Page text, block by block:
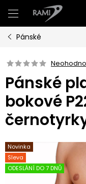
na
obsah
Pánské
Pánské
bokové
Novinka
Sleva
ODESLÁNÍ DO 7 DNŮ